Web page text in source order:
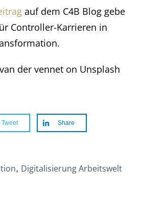
auf dem C4B Blog gebe
Controller-Karrieren in
der vennet on Unsplash
Tweet Share
, Digitalisierung Arbeitswelt